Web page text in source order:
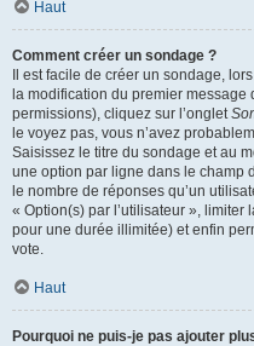
Haut
Comment créer un sondage ?
Il est facile de créer un sondage,
la modification du premier message
permissions), cliquez sur l’onglet
le voyez pas, vous n’avez
Saisissez le titre du sondage et au
une option par ligne dans le champ
le nombre de réponses qu’un
« Option(s) par l’utilisateur »,
pour une durée illimitée) et enfin
vote.
Haut
Pourquoi ne puis-je pas ajouter